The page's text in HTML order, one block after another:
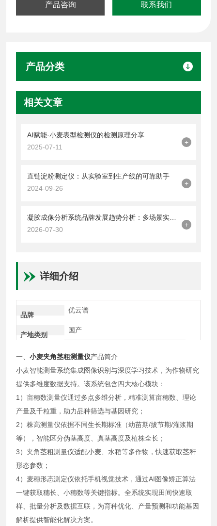
产品咨询 联系我们
产品分类
相关文章
AI赋能·小麦表型检测仪的检测原理分享
2025-07-11
+
直链淀粉测定仪：从实验室到生产线的可靠助手
2024-09-26
+
凝胶成像分析系统品牌发展趋势分析：多场景实验需求推动技术升级
2026-07-30
+
详细介绍
品牌
优云谱
产地类别
国产
一、小麦夹角茎粗测量仪产品简介
小麦智能测量系统集成图像识别与深度学习技术，为作物研究
提供多维度数据支持。该系统包含四大核心模块：
1）亩穗数测量仪通过多点多维分析，精准测算亩穗数、理论
产量及千粒重，助力品种筛选与基因研究；
2）株高测量仪依据不同生长期标准（幼苗期/拔节期/灌浆期
等），智能区分伪茎高度、真茎高度及植株全长；
3）夹角茎粗测量仪适配小麦、水稻等多作物，快速获取茎秆
形态参数；
4）麦穗形态测定仪依托手机视觉技术，通过AI图像矫正算法
一键获取穗长、小穗数等关键指标。全系统实现田间快速取
样、批量分析及数据互联，为育种优化、产量预测和功能基因
解析提供智能化解决方案。